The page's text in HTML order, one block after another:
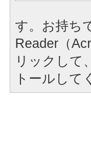
す。お持ち
Reader（
リックして
トールして